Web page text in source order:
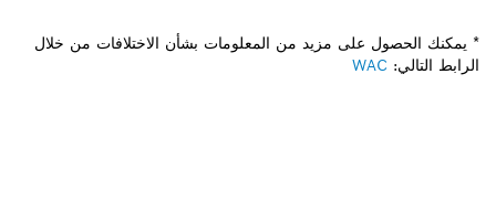
* يمكنك الحصول على مزيد من المعلومات بشأن الاختلافات من خلال
الرابط التالي: WAC